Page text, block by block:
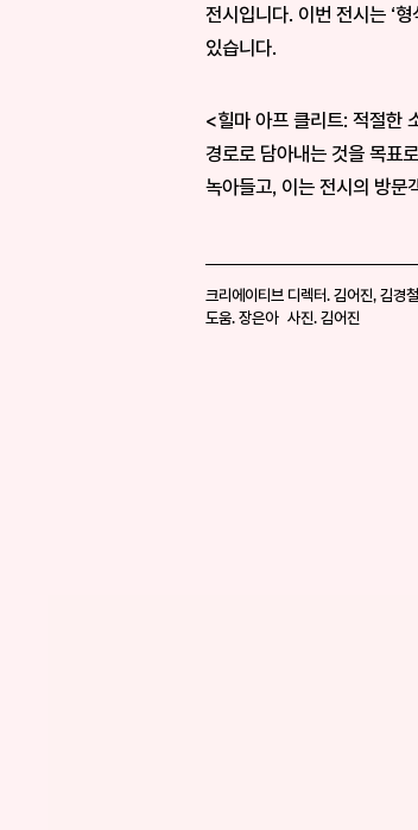
전⁠시⁠입⁠니⁠다⁠. 이⁠번 전⁠시⁠는 ‘⁠
있⁠습⁠니⁠다⁠.
<⁠힐⁠마 아⁠프 클⁠리⁠트⁠: 적⁠절⁠한
경⁠로⁠로 담⁠아⁠내⁠는 것⁠을 목⁠표⁠
녹⁠아⁠들⁠고⁠, 이⁠는 전⁠시⁠의 방⁠문⁠
크리에이티브 디렉터. 김어진, 김
도움. 장은아 사진. 김어진